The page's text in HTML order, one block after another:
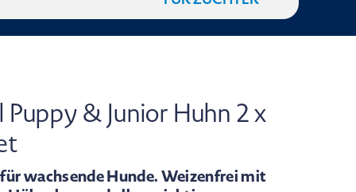
& Junior Huhn 2 x
wachsende Hunde. Weizenfrei mit